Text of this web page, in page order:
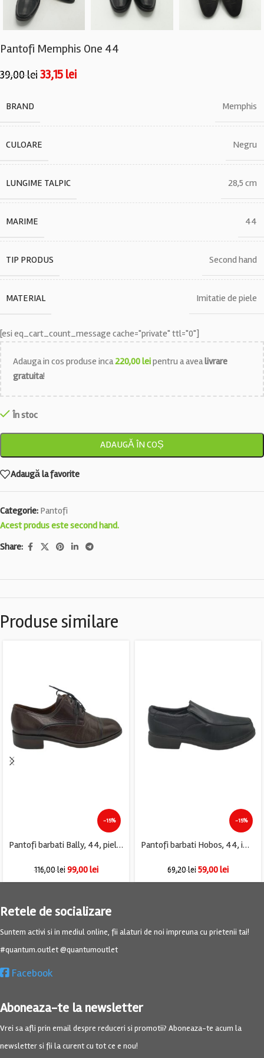
Pantofi Memphis One 44
39,00lei33,15 lei
BRAND Memphis
CULOARE Negru
LUNGIME TALPIC 28,5 cm
MARIME 44
TIP PRODUS Second hand
MATERIAL Imitatie de piele
[esi eq_cart_count_message cache="private" ttl="0"]
Adauga in cos produse inca220,00leipentru a avealivrare
gratuita!
În stoc
ADAUGĂ ÎN COȘ
Adaugă la favorite
Categorie: Pantofi
Acest produs este second hand.
Share:
Produse similare
-15%
Pantofi barbati Bally, 44, piele, maro
116,00lei 99,00lei
-15%
Pantofi barbati Hobos, 44, imitatie de piele, negru
69,20lei59,00lei
Retele de socializare
Suntem activi si in mediul online, fii alaturi de noi impreuna cu prietenii tai!
#quantum.outlet @quantumoutlet
Facebook
Aboneaza-te la newsletter
Vrei sa afli prin email despre reduceri si promotii? Aboneaza-te acum la
newsletter si fii la curent cu tot ce e nou!